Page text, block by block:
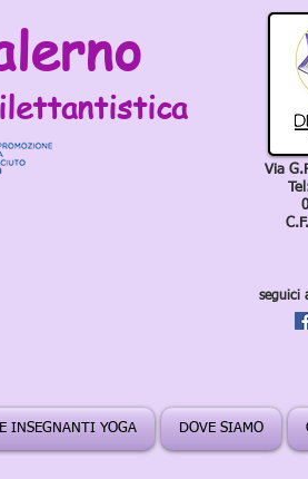
Via
seguici
INSEGNANTI YOGA DOVE SIAMO